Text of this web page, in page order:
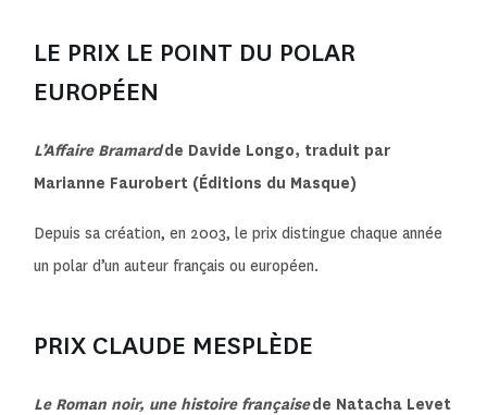
LE PRIX LE POINT DU POLAR
EUROPÉEN
L’Affaire Bramardde Davide Longo, traduit par
Marianne Faurobert (Éditions du Masque)
Depuis sa création, en 2003, le prix distingue chaque année
un polar d’un auteur français ou européen.
PRIX CLAUDE MESPLÈDE
Le Roman noir, une histoire françaisede Natacha Levet